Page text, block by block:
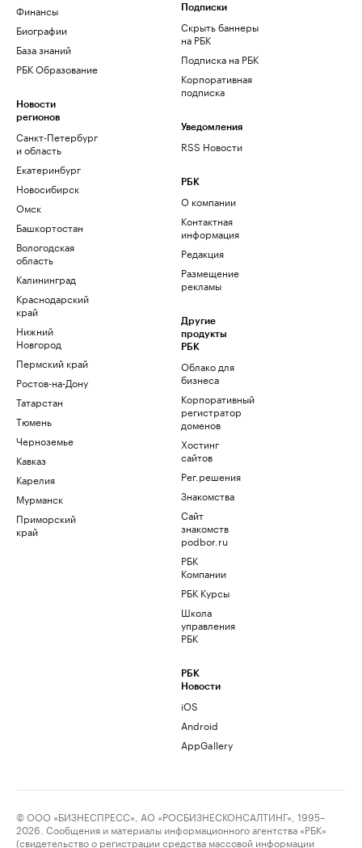
Финансы
Биографии
База знаний
РБК Образование
Новости
регионов
Санкт-Петербург
и область
Екатеринбург
Новосибирск
Омск
Башкортостан
Вологодская
область
Калининград
Краснодарский
край
Нижний
Новгород
Пермский край
Ростов-на-Дону
Татарстан
Тюмень
Черноземье
Кавказ
Карелия
Мурманск
Приморский
край
Подписки
Скрыть баннеры
на РБК
Подписка на РБК
Корпоративная
подписка
Уведомления
RSS Новости
РБК
О компании
Контактная
информация
Редакция
Размещение
рекламы
Другие
продукты
РБК
Облако для
бизнеса
Корпоративный
регистратор
доменов
Хостинг
сайтов
Рег.решения
Знакомства
Сайт
знакомств
podbor.ru
РБК
Компании
РБК Курсы
Школа
управления
РБК
РБК
Новости
iOS
Android
AppGallery
© ООО «БИЗНЕСПРЕСС», АО «РОСБИЗНЕСКОНСАЛТИНГ», 1995–
2026. Сообщения и материалы информационного агентства «РБК»
(свидетельство о регистрации средства массовой информации